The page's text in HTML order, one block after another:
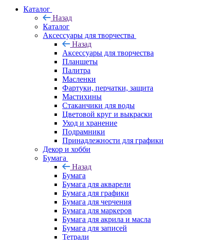
Каталог
Назад
Каталог
Аксессуары для творчества
Назад
Аксессуары для творчества
Планшеты
Палитра
Масленки
Фартуки, перчатки, защита
Мастихины
Стаканчики для воды
Цветовой круг и выкраски
Уход и хранение
Подрамники
Принадлежности для графики
Декор и хобби
Бумага
Назад
Бумага
Бумага для акварели
Бумага для графики
Бумага для черчения
Бумага для маркеров
Бумага для акрила и масла
Бумага для записей
Тетради